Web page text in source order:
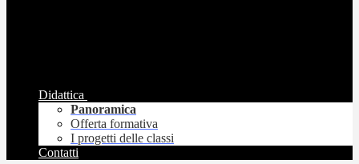
Didattica
Panoramica
Offerta formativa
I progetti delle classi
Contatti